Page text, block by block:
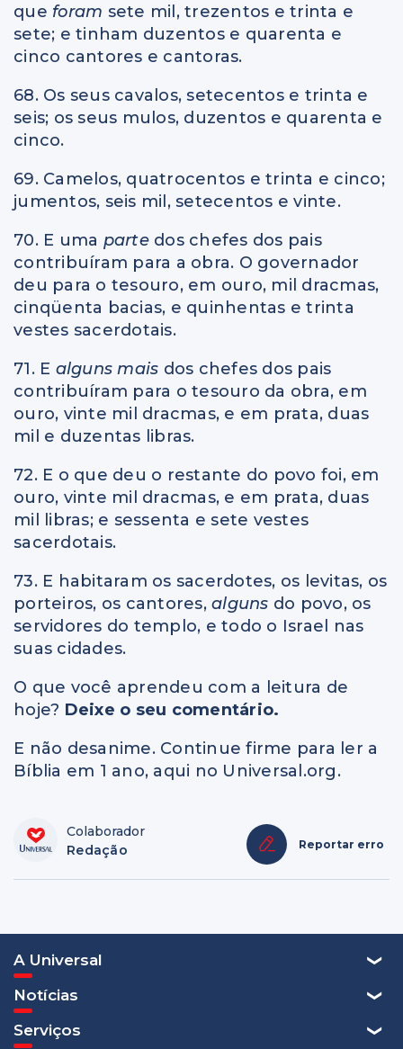
que foram sete mil, trezentos e trinta e
sete; e tinham duzentos e quarenta e
cinco cantores e cantoras.
68. Os seus cavalos, setecentos e trinta e
seis; os seus mulos, duzentos e quarenta e
cinco.
69. Camelos, quatrocentos e trinta e cinco;
jumentos, seis mil, setecentos e vinte.
70. E uma parte dos chefes dos pais
contribuíram para a obra. O governador
deu para o tesouro, em ouro, mil dracmas,
cinqüenta bacias, e quinhentas e trinta
vestes sacerdotais.
71. E alguns mais dos chefes dos pais
contribuíram para o tesouro da obra, em
ouro, vinte mil dracmas, e em prata, duas
mil e duzentas libras.
72. E o que deu o restante do povo foi, em
ouro, vinte mil dracmas, e em prata, duas
mil libras; e sessenta e sete vestes
sacerdotais.
73. E habitaram os sacerdotes, os levitas, os
porteiros, os cantores, alguns do povo, os
servidores do templo, e todo o Israel nas
suas cidades.
O que você aprendeu com a leitura de
hoje? Deixe o seu comentário.
E não desanime. Continue firme para ler a
Bíblia em 1 ano, aqui no Universal.org.
Colaborador
Redação
Reportar erro
A Universal
Notícias
Serviços